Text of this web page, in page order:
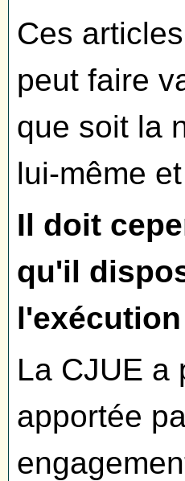
Ces
peut faire
que soit la
lui-même
Il doit
qu'il
La CJUE a
apportée